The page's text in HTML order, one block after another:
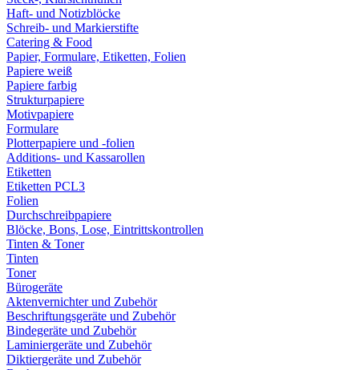
Haft- und Notizblöcke
Schreib- und Markierstifte
Catering & Food
Papier, Formulare, Etiketten, Folien
Papiere weiß
Papiere farbig
Strukturpapiere
Motivpapiere
Formulare
Plotterpapiere und -folien
Additions- und Kassarollen
Etiketten
Etiketten PCL3
Folien
Durchschreibpapiere
Blöcke, Bons, Lose, Eintrittskontrollen
Tinten & Toner
Tinten
Toner
Bürogeräte
Aktenvernichter und Zubehör
Beschriftungsgeräte und Zubehör
Bindegeräte und Zubehör
Laminiergeräte und Zubehör
Diktiergeräte und Zubehör